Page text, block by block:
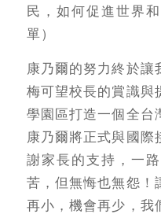
民，如何促進世界
單）
康乃爾的努力終於
梅可望校長的賞識與
學園區打造一個全台
康乃爾將正式與國
謝家長的支持，一
苦，但無悔也無怨！
再小，機會再少，我